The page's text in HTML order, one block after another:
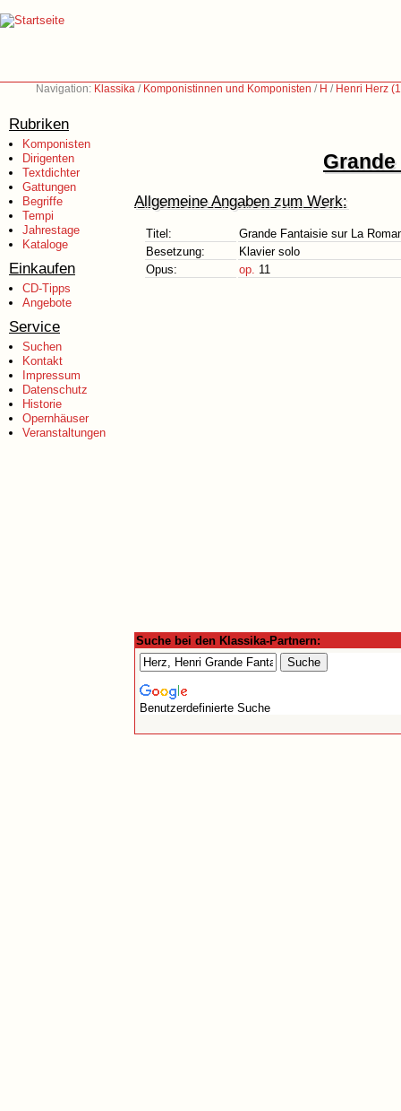
Navigation: Klassika / Komponistinnen und Komponisten / H / Henri Herz
Rubriken
Komponisten
Dirigenten
Textdichter
Gattungen
Begriffe
Tempi
Jahrestage
Kataloge
Einkaufen
CD-Tipps
Angebote
Service
Suchen
Kontakt
Impressum
Datenschutz
Historie
Opernhäuser
Veranstaltungen
Allgemeine Angaben zum Werk:
Titel:
Grande Fantaisie sur La
Besetzung:
Klavier solo
Opus:
op. 11
Suche bei den Klassika-Partnern:
Benutzerdefinierte Suche